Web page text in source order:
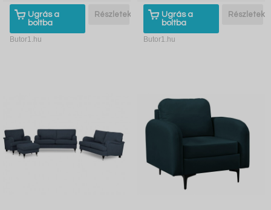
Ugrás a
boltba
Részletek
Butor1.hu
Ugrás a
boltba
Részletek
Butor1.hu